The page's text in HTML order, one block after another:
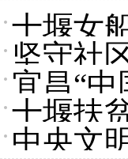
十堰女
坚守社
宜昌“
十堰扶
中央文